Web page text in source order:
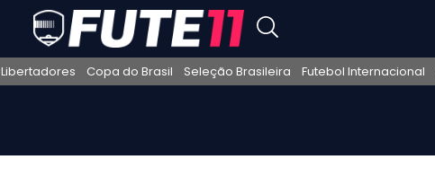
Libertadores Copa do Brasil Seleção Brasileira Futebol Internacional